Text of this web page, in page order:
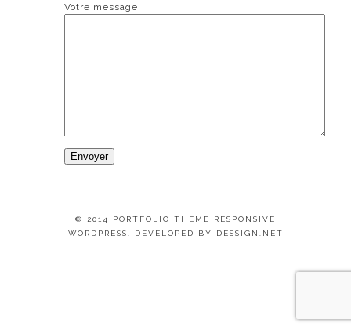
Votre message
© 2014 PORTFOLIO THEME RESPONSIVE
WORDPRESS. DEVELOPED BY
DESSIGN.NET